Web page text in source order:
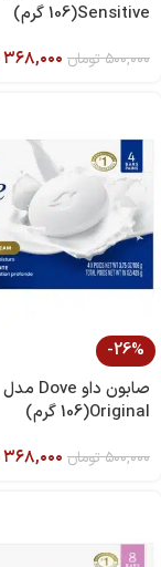
Sensitive(106 گرم)
۵۰۰,۰۰۰تومان ۳۶۸,۰۰۰
-26%
صابون داو Dove مدل
Original(106 گرم)
۵۰۰,۰۰۰تومان ۳۶۸,۰۰۰